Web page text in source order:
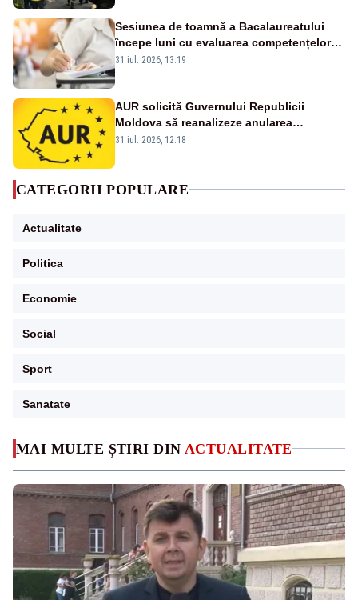
MAI MULTE ȘTIRI DIN ACTUALITATE
Sesiunea de toamnă a Bacalaureatului
începe luni cu evaluarea competențelor
orale la Limba română
31 iul. 2026, 13:19
AUR solicită Guvernului Republicii
Moldova să reanalizeze anularea
concertului de Ziua Limbii Române
31 iul. 2026, 12:18
CATEGORII POPULARE
Actualitate
Politica
Economie
Social
Sport
Sanatate